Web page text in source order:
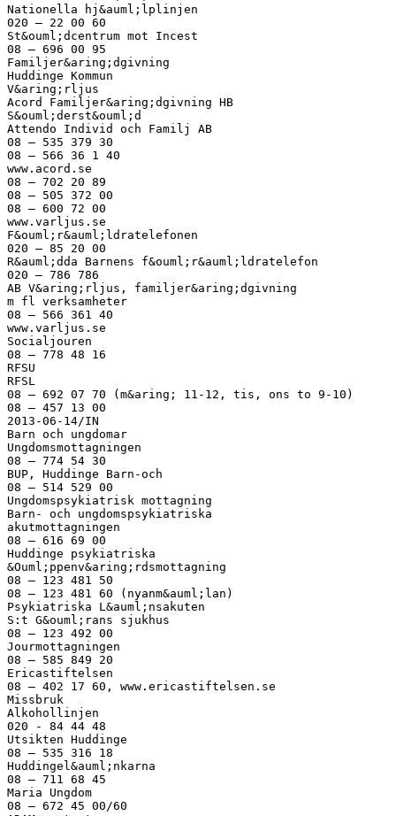
Nationella hj&auml;lplinjen
020 – 22 00 60
St&ouml;dcentrum mot Incest
08 – 696 00 95
Familjer&aring;dgivning
Huddinge Kommun
V&aring;rljus
Acord Familjer&aring;dgivning HB
S&ouml;derst&ouml;d
Attendo Individ och Familj AB
08 – 535 379 30
08 – 566 36 1 40
www.acord.se
08 – 702 20 89
08 – 505 372 00
08 – 600 72 00
www.varljus.se
F&ouml;r&auml;ldratelefonen
020 – 85 20 00
R&auml;dda Barnens f&ouml;r&auml;ldratelefon
020 – 786 786
AB V&aring;rljus, familjer&aring;dgivning
m fl verksamheter
08 – 566 361 40
www.varljus.se
Socialjouren
08 – 778 48 16
RFSU
RFSL
08 – 692 07 70 (m&aring; 11-12, tis, ons to 9-10)
08 – 457 13 00
2013-06-14/IN
Barn och ungdomar
Ungdomsmottagningen
08 – 774 54 30
BUP, Huddinge Barn-och
08 – 514 529 00
Ungdomspsykiatrisk mottagning
Barn- och ungdomspsykiatriska
akutmottagningen
08 – 616 69 00
Huddinge psykiatriska
&Ouml;ppenv&aring;rdsmottagning
08 – 123 481 50
08 – 123 481 60 (nyanm&auml;lan)
Psykiatriska L&auml;nsakuten
S:t G&ouml;rans sjukhus
08 – 123 492 00
Jourmottagningen
08 – 585 849 20
Ericastiftelsen
08 – 402 17 60, www.ericastiftelsen.se
Missbruk
Alkohollinjen
020 - 84 44 48
Utsikten Huddinge
08 – 535 316 18
Huddingel&auml;nkarna
08 – 711 68 45
Maria Ungdom
08 – 672 45 00/60